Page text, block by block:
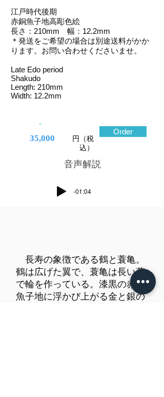
江戸時代後期
赤銅魚子地高彫色絵
長さ：210mm 幅：12.2mm
＊発送をご希望の場合は別途送料がかか
ります。お問い合わせくださいませ。
Late Edo period
Shakudo
Length: 210mm
Width: 12.2mm
-
35,000
円（税
込）
Order
​音声解説
-01:04
長寿の象徴である鶴と蓑亀。
鶴は広げた翼で、蓑亀は長い蓑
で輪を作っている。漆黒の赤銅
魚子地に浮かび上がる金と銀の